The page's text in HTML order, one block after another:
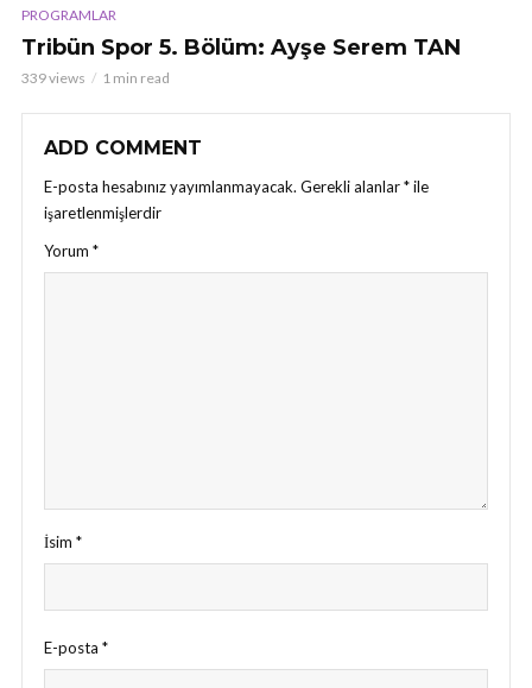
PROGRAMLAR
Tribün Spor 5. Bölüm: Ayşe Serem TAN
339 views 1 min read
ADD COMMENT
E-posta hesabınız yayımlanmayacak. Gerekli alanlar*ile
işaretlenmişlerdir
Yorum *
İsim *
E-posta *